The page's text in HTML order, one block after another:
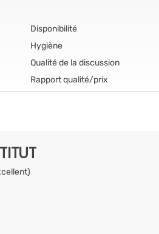
Disponibilité
Hygiène
Qualité de la discussion
Rapport qualité/prix